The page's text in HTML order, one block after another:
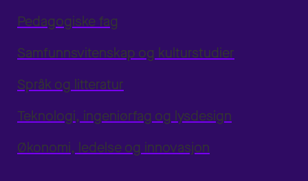
Pedagogiske fag
Samfunnsvitenskap og kulturstudier
Språk og litteratur
Teknologi, ingeniørfag og lysdesign
Økonomi, ledelse og innovasjon